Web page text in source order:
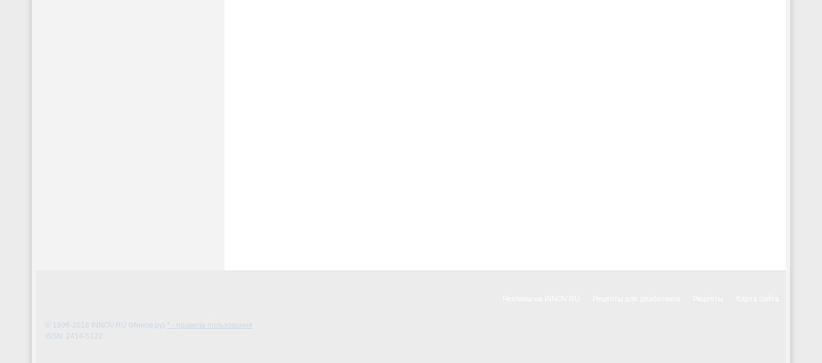
© 1996-2018 INNOV.RU (Иннов.ру) * - правила пользования
ISSN: 2414-5122